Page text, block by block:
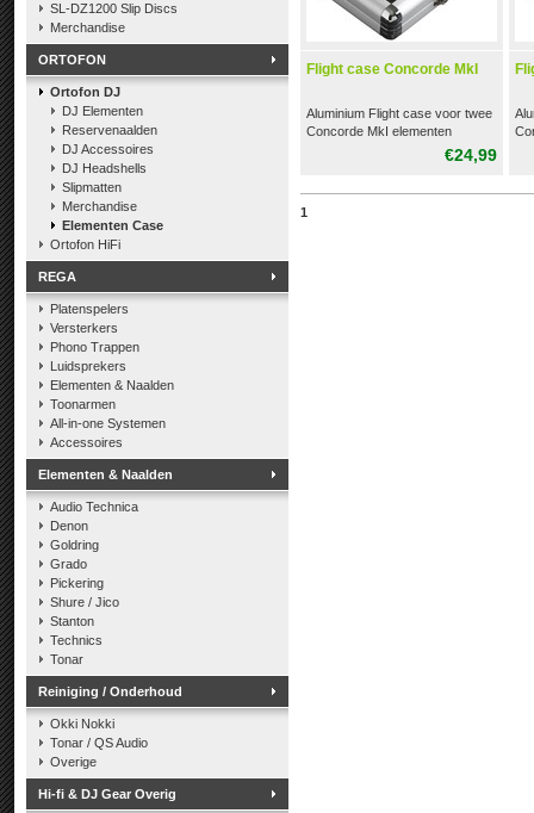
SL-DZ1200 Slip Discs
Merchandise
ORTOFON
Ortofon DJ
DJ Elementen
Reservenaalden
DJ Accessoires
DJ Headshells
Slipmatten
Merchandise
Elementen Case
Ortofon HiFi
REGA
Platenspelers
Versterkers
Phono Trappen
Luidsprekers
Elementen & Naalden
Toonarmen
All-in-one Systemen
Accessoires
Elementen & Naalden
Audio Technica
Denon
Goldring
Grado
Pickering
Shure / Jico
Stanton
Technics
Tonar
Reiniging / Onderhoud
Okki Nokki
Tonar / QS Audio
Overige
Hi-fi & DJ Gear Overig
Flight case Concorde MkI
Aluminium Flight case voor twee
Concorde MkI elementen
€24,99
1